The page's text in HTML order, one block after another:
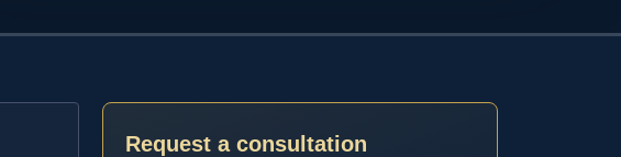
Request a consultation